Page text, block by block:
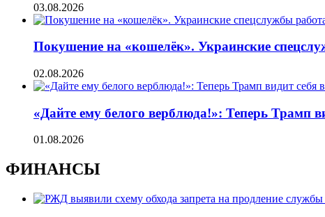
03.08.2026
Покушение на «кошелёк». Украинские
02.08.2026
«Дайте ему белого верблюда!»: Теперь Трамп
01.08.2026
ФИНАНСЫ